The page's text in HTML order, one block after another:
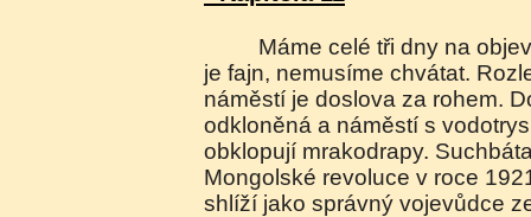
Máme celé tři dny na objevování Ulánbátaru, to
je fajn, nemusíme chvátat.
náměstí je doslova za rohem.
odkloněná a náměstí s
obklopují mrakodrapy.
Mongolské revoluce v roce
shlíží jako správný vojevůdce